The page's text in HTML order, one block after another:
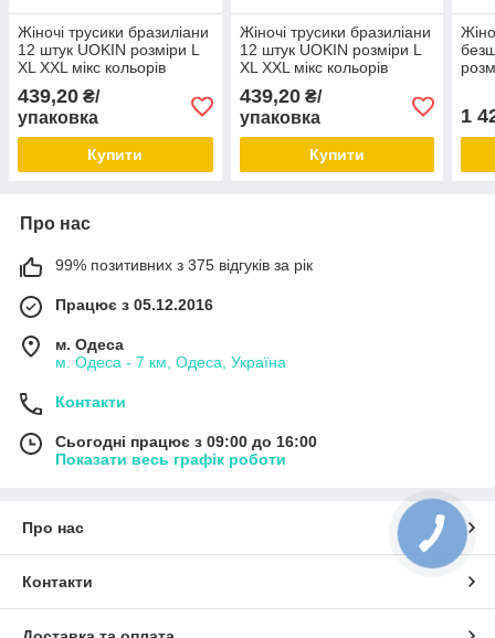
Жіночі трусики бразиліани
12 штук UOKIN розміри L
XL XXL мікс кольорів
439,20 ₴/
упаковка
Купити
Жіночі трусики бразиліани
12 штук UOKIN розміри L
XL XXL мікс кольорів
439,20₴/
упаковка
Купити
1
Про нас
99% позитивних з 375 відгуків за рік
Працює з 05.12.2016
м. Одеса
м. Одеса - 7 км, Одеса, Україна
Контакти
Сьогодні працює з 09:00 до 16:00
Показати весь графік роботи
Про нас
Контакти